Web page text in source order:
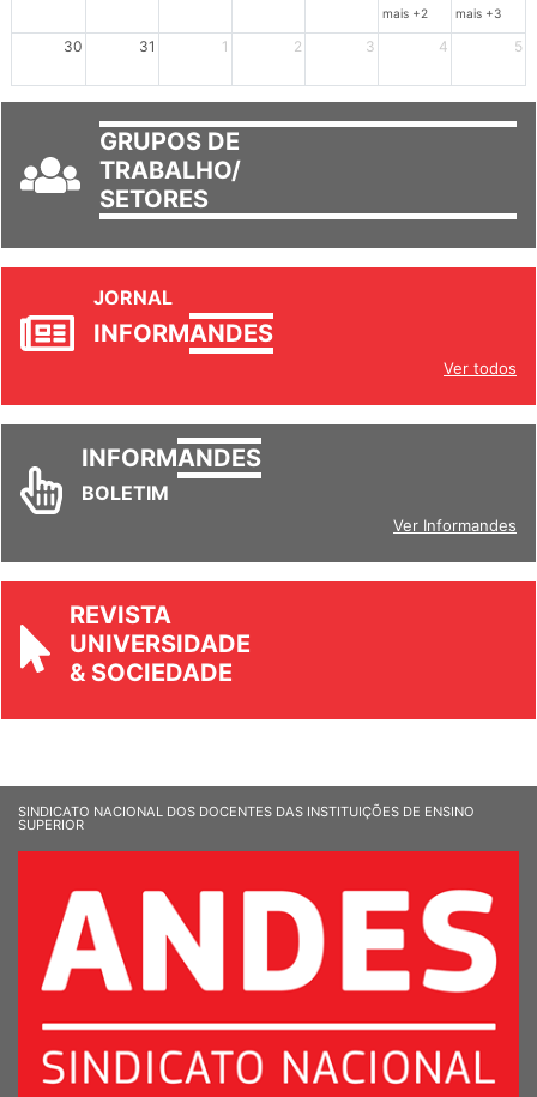
mais +2 mais +3
30 31 1 2 3 4 5
GRUPOS DE
TRABALHO/
SETORES
JORNAL
INFORMANDES
Ver todos
INFORMANDES
BOLETIM
Ver Informandes
REVISTA
UNIVERSIDADE
& SOCIEDADE
SINDICATO NACIONAL DOS DOCENTES DAS INSTITUIÇÕES DE ENSINO
SUPERIOR